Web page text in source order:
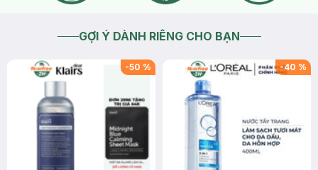
GỢI Ý DÀNH RIÊNG CHO BẠN
-50 % -40 %